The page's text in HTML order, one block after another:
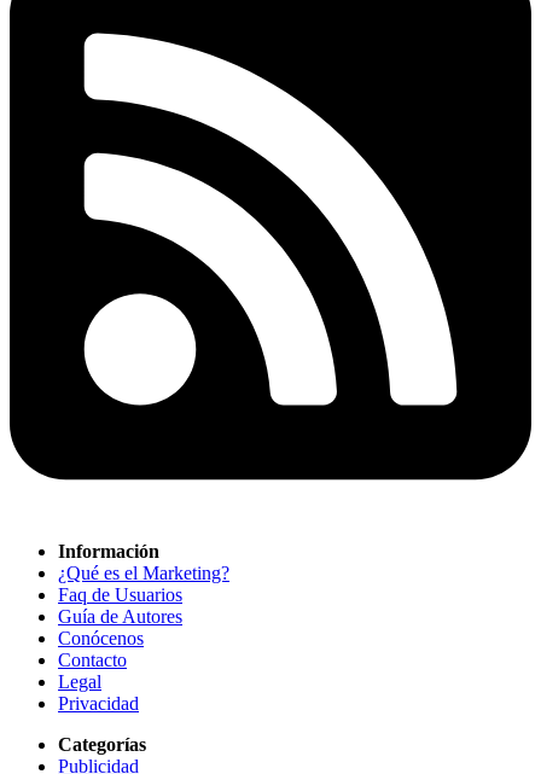
Información
¿Qué es el Marketing?
Faq de Usuarios
Guía de Autores
Conócenos
Contacto
Legal
Privacidad
Categorías
Publicidad